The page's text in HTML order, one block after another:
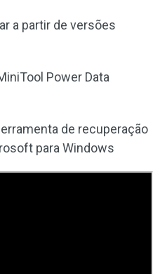
a partir de versões
Power Data
de recuperação
para Windows